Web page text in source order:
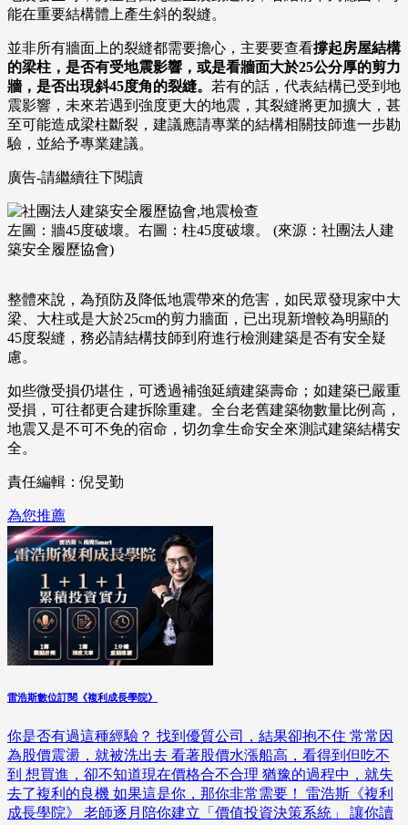
能在重要結構體上產生斜的裂縫。
並非所有牆面上的裂縫都需要擔心，主要要查看撐起房屋結構
的梁柱，是否有受地震影響，或是看牆面大於25公分厚的剪力
牆，是否出現斜45度角的裂縫。 若有的話，代表結構已受到地
震影響，未來若遇到強度更大的地震，其裂縫將更加擴大，甚
至可能造成梁柱斷裂，建議應請專業的結構相關技師進一步勘
驗，並給予專業建議。
廣告-請繼續往下閱讀
左圖：牆45度破壞。右圖：柱45度破壞。 (來源：社團法人建
築安全履歷協會)
整體來說，為預防及降低地震帶來的危害，如民眾發現家中大
梁、大柱或是大於25cm的剪力牆面，已出現新增較為明顯的
45度裂縫，務必請結構技師到府進行檢測建築是否有安全疑
慮。
如些微受損仍堪住，可透過補強延續建築壽命；如建築已嚴重
受損，可往都更合建拆除重建。全台老舊建築物數量比例高，
地震又是不可不免的宿命，切勿拿生命安全來測試建築結構安
全。
責任編輯：倪旻勤
為您推薦
雷浩斯數位訂閱《複利成長學院》
你是否有過這種經驗？ 找到優質公司，結果卻抱不住 常常因
為股價震盪，就被洗出去 看著股價水漲船高，看得到但吃不
到 想買進，卻不知道現在價格合不合理 猶豫的過程中，就失
去了複利的良機 如果這是你，那你非常需要！ 雷浩斯《複利
成長學院》 老師逐月陪你建立「價值投資決策系統」 讓你讀